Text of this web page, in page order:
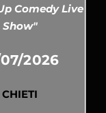
Comedy Live
Show"
2026
CHIETI